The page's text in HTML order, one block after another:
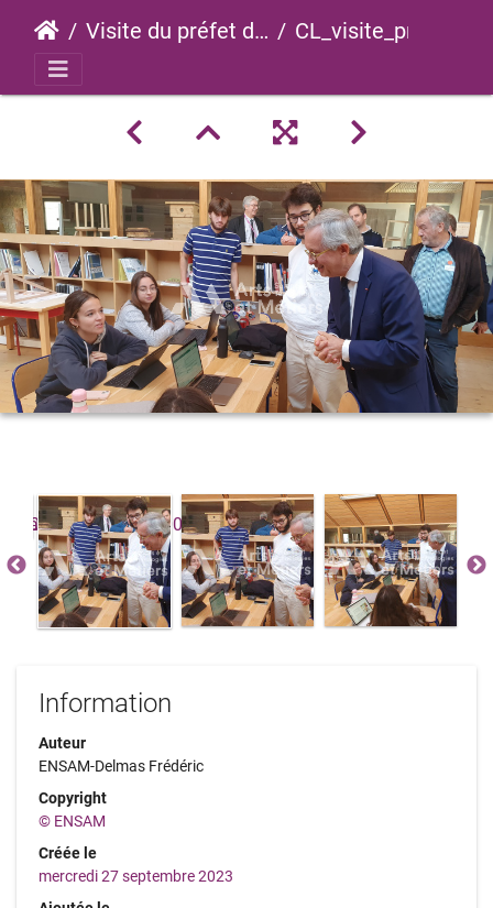
Visite du préfet de Saône-et-Loire CL_visite_prefet_saone_loire_2023_0010
Information
Auteur
ENSAM-Delmas Frédéric
Copyright
© ENSAM
Créée le
mercredi 27 septembre 2023